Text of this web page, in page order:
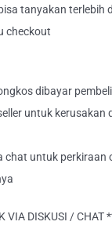
tanyakan terlebih
checkout
dibayar
untuk kerusakan
chat untuk perkiraan
VIA DISKUSI / CHAT